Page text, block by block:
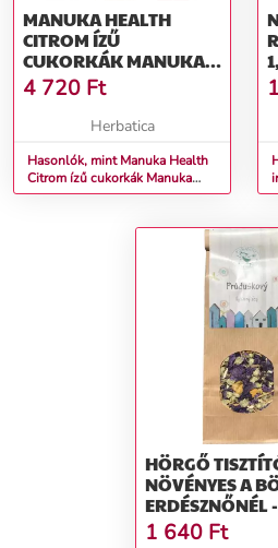
MANUKA HEALTH
CITROM ÍZŰ
CUKORKÁK MANUKA
MÉZZEL MGO™ 400+,
65G
4 720 Ft
Herbatica
Hasonlók, mint Manuka Health
Citrom ízű cukorkák Manuka
mézzel MGO™ 400+, 65g
HÖRGŐ
NÖVÉNYES A
ERDÉSZNŐNÉL
1 640 Ft